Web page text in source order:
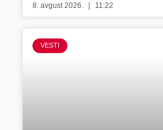
8. avgust 2026. 11:22
VESTI